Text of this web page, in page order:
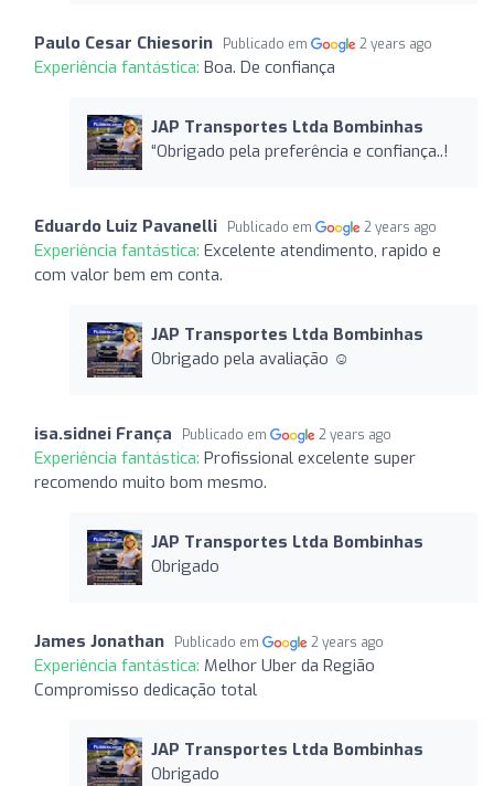
Paulo Cesar Chiesorin Publicado em 2 years ago
Experiência fantástica: Boa. De confiança
JAP Transportes Ltda Bombinhas
“Obrigado pela preferência e confiança..!
Eduardo Luiz Pavanelli Publicado em 2 years ago
Experiência fantástica: Excelente atendimento, rapido e
com valor bem em conta.
JAP Transportes Ltda Bombinhas
Obrigado pela avaliação ☺️
isa.sidnei França Publicado em 2 years ago
Experiência fantástica: Profissional excelente super
recomendo muito bom mesmo.
JAP Transportes Ltda Bombinhas
Obrigado
James Jonathan Publicado em 2 years ago
Experiência fantástica: Melhor Uber da Região
Compromisso dedicação total
JAP Transportes Ltda Bombinhas
Obrigado